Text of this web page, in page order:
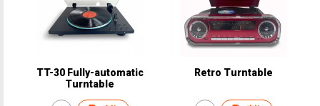
TT-30 Fully-automatic
Turntable
Retro Turntable